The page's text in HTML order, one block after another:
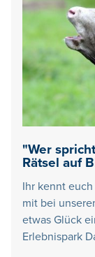
"Wer
Rätsel auf
Ihr kennt
mit bei
etwas Glück
Erlebnispark